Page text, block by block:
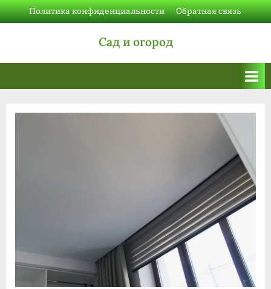
Skip
to
Политика конфиденциальности Обратная связь
Сад и огород